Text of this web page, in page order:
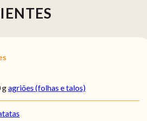
gagriões (folhas e talos)